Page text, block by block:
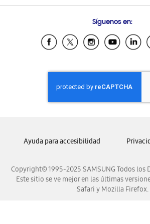
Samsung Ecuador
Samsung El Salvador
Samsung Honduras
Samsung Nicaragua
Samsung Panamá
Samsung Venezuela
Síguenos en:
Copyright© 1995-2025 SAMSUNG Todos los
Este sitio se ve mejor en las últimas
Safari y Mozilla Firefox.
Ayuda para accesibilidad